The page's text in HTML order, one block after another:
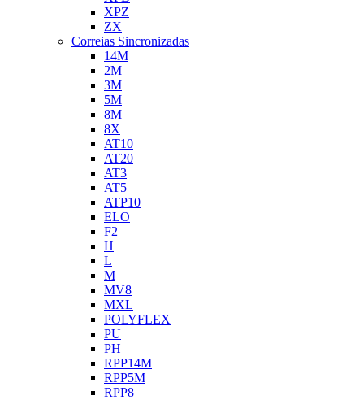
XPZ
ZX
Correias Sincronizadas
14M
2M
3M
5M
8M
8X
AT10
AT20
AT3
AT5
ATP10
ELO
F2
H
L
M
MV8
MXL
POLYFLEX
PU
PH
RPP14M
RPP5M
RPP8